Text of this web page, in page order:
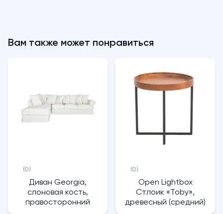
Вам также может понравиться
(0)
Диван Georgia,
слоновая кость,
правосторонний
(0)
Open Lightbox
Стлоик «Toby»,
древесный (средний)